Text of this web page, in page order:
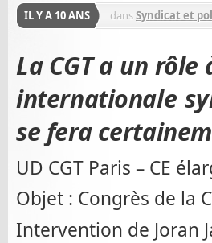
IL Y A 10 ANS dansSyndicat et
La CGT a un
internationale
se fera
UD CGT Paris – CE
Objet : Congrès de la
Intervention de Joran